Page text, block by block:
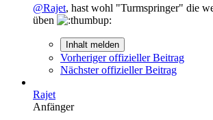
@Rajet, hast wohl "Turmspringer" die
üben
Inhalt melden
Vorheriger offizieller Beitrag
Nächster offizieller Beitrag
Rajet
Anfänger